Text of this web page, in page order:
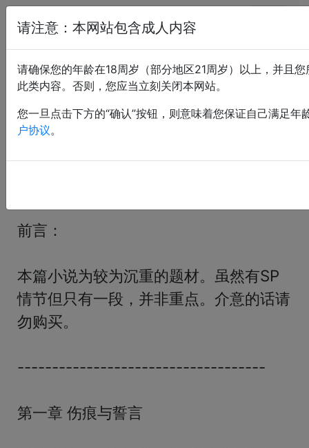
恋痛小说网
记者前往非法矫正学校的卧底与
抗争
上传：spankme； 售价：2 CNY； 最后更新：2026-
06-02 16:04:04
前言：
本篇小说为较为沉重的题材。虽然有SP
情节但只有一段，并非重点。介意的话请
勿购买。
------------------------------------
第一章 伤痕与誓言
请注意：本网站包含成人内容
请确保您的年龄在18周岁（部分地区21周岁）以上，并且
此类内容。否则，您应当立刻关闭本网站。
您一旦点击下方的“确认”按钮，则意味着您保证自己满足年
户协议。